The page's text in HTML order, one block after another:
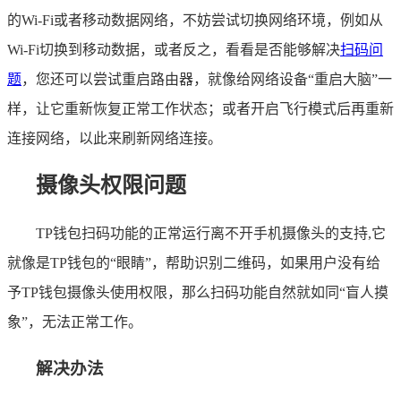
的Wi-Fi或者移动数据网络，不妨尝试切换网络环境，例如从
Wi-Fi切换到移动数据，或者反之，看看是否能够解决扫码问
题，您还可以尝试重启路由器，就像给网络设备“重启大脑”一
样，让它重新恢复正常工作状态；或者开启飞行模式后再重新
连接网络，以此来刷新网络连接。
摄像头权限问题
TP钱包扫码功能的正常运行离不开手机摄像头的支持,它
就像是TP钱包的“眼睛”，帮助识别二维码，如果用户没有给
予TP钱包摄像头使用权限，那么扫码功能自然就如同“盲人摸
象”，无法正常工作。
解决办法